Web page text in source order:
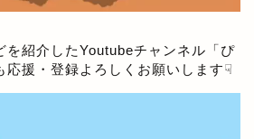
を紹介したYoutubeチャンネル「ぴ
応援・登録よろしくお願いします☟